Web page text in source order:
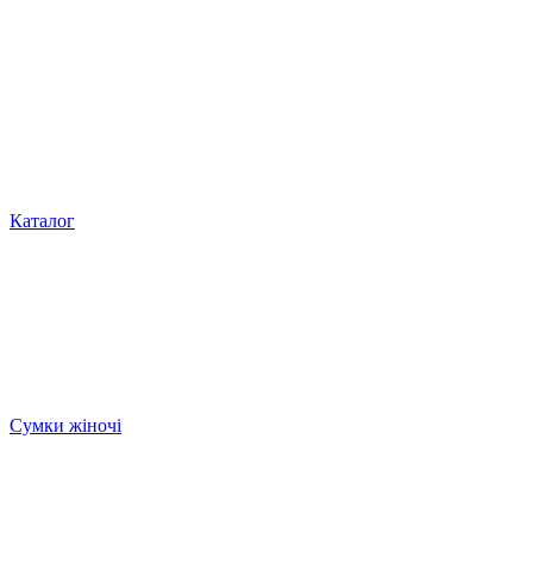
Каталог
Сумки жіночі